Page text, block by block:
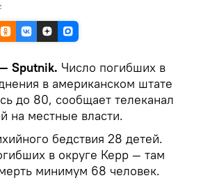
Sputnik. Число погибших в
в американском штате
до 80, сообщает телеканал
на местные власти.
бедствия 28 детей.
в округе Керр — там
минимум 68 человек.